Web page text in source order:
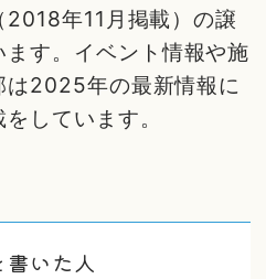
年11月掲載）の譲
す。イベント情報や施
は2025年の最新情報に
しています。
書いた人